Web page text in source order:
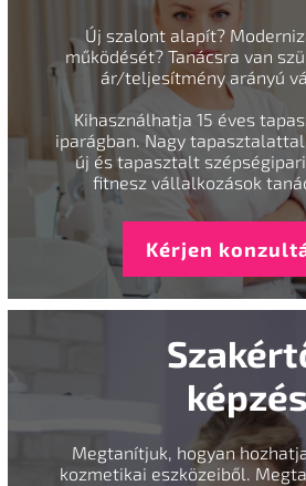
Új szalont alapít?
működését? Tanácsra van
ár/teljesítmény arányú
Kihasználhatja 15 éves
iparágban. Nagy
új és tapasztalt
fitnesz vállalkozások
Kérjen
képzés
Megtanítjuk, hogyan
kozmetikai eszközeiből.